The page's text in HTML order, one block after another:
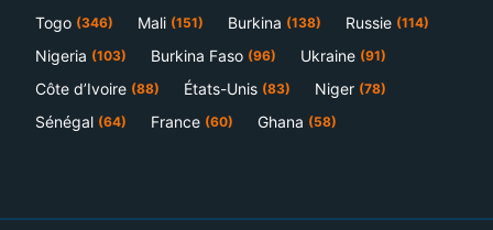
Togo (346) Mali (151) Burkina (138) Russie (114)
Nigeria (103) Burkina Faso (96) Ukraine (91)
Côte d’Ivoire (88) États-Unis (83) Niger (78)
Sénégal (64) France (60) Ghana (58)